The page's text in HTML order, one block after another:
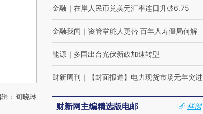
：阎晓琳
金融 ｜ 在岸人民币兑美元汇率连日升破6.75
金融我闻 ｜ 资管掌舵人更替 百年人寿僵局何解
能源 ｜ 多国出台光伏新政加速转型
财新周刊 ｜ 【封面报道】电力现货市场元年突进
财新网主编精选版电邮
样例